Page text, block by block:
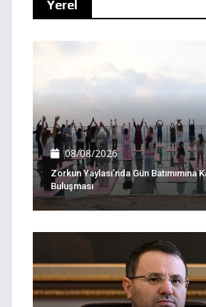
Yerel
08/08/2026
Zorkun Yaylası’nda Gün Batımımına
Buluşması